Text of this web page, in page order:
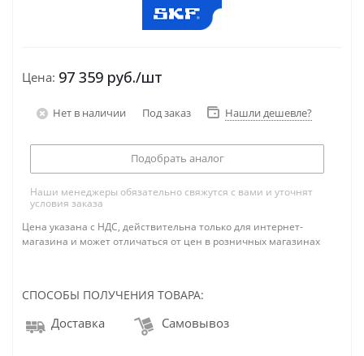
Цена: 97 359 руб./шт
Нет в наличии Под заказ Нашли дешевле?
Подобрать аналог
Наши менеджеры обязательно свяжутся с вами и уточнят
условия заказа
Цена указана с НДС, действительна только для интернет-
магазина и может отличаться от цен в розничных магазинах
СПОСОБЫ ПОЛУЧЕНИЯ ТОВАРА:
Доставка Самовывоз